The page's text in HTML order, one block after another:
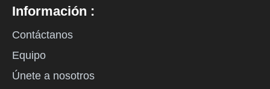
Información :
Contáctanos
Equipo
Únete a nosotros